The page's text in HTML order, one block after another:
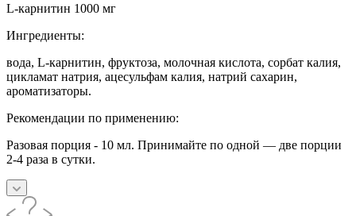
L-карнитин 1000 мг
Ингредиенты:
вода, L-карнитин, фруктоза, молочная кислота, сорбат калия,
цикламат натрия, ацесульфам калия, натрий сахарин,
ароматизаторы.
Рекомендации по применению:
Разовая порция - 10 мл. Принимайте по одной — две порции
2-4 раза в сутки.